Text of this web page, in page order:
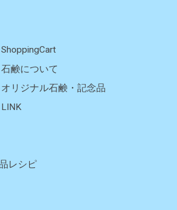
ShoppingCart
石鹸について
オリジナル石鹸・記念品
LINK
レシピ